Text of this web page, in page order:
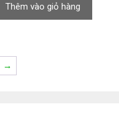
2.100.000,0₫.
Thêm vào giỏ hàng
→